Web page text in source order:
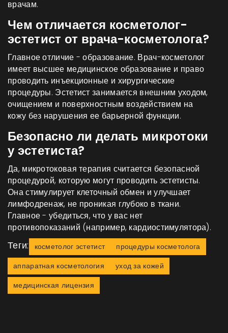
врачам.
Чем отличается косметолог-
эстетист от врача-косметолога?
Главное отличие - образование. Врач-косметолог
имеет высшее медицинское образование и право
проводить инъекционные и хирургические
процедуры. Эстетист занимается внешним уходом,
очищением и поверхностным воздействием на
кожу без нарушения ее барьерной функции.
Безопасно ли делать микротоки
у эстетиста?
Да, микротоковая терапия считается безопасной
процедурой, которую могут проводить эстетисты.
Она стимулирует клеточный обмен и улучшает
лимфодренаж, не проникая глубоко в ткани.
Главное - убедиться, что у вас нет
противопоказаний (например, кардиостимулятора).
Теги: косметолог эстетист
процедуры косметолога
аппаратная косметология
уход за кожей
медицинская лицензия